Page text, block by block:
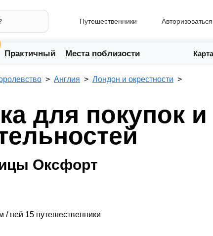
Путешественники Авторизоваться
Практичный Места поблизости Карта
Англия Лондон и окрестности
для покупок
Оксфорт
/ ней 15 путешественники